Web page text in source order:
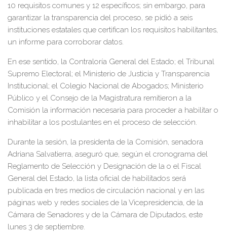
10 requisitos comunes y 12 específicos; sin embargo, para
garantizar la transparencia del proceso, se pidió a seis
instituciones estatales que certifican los requisitos habilitantes,
un informe para corroborar datos.
En ese sentido, la Contraloría General del Estado; el Tribunal
Supremo Electoral; el Ministerio de Justicia y Transparencia
Institucional; el Colegio Nacional de Abogados; Ministerio
Público y el Consejo de la Magistratura remitieron a la
Comisión la información necesaria para proceder a habilitar o
inhabilitar a los postulantes en el proceso de selección.
Durante la sesión, la presidenta de la Comisión, senadora
Adriana Salvatierra, aseguró que, según el cronograma del
Reglamento de Selección y Designación de la o el Fiscal
General del Estado, la lista oficial de habilitados será
publicada en tres medios de circulación nacional y en las
páginas web y redes sociales de la Vicepresidencia, de la
Cámara de Senadores y de la Cámara de Diputados, este
lunes 3 de septiembre.